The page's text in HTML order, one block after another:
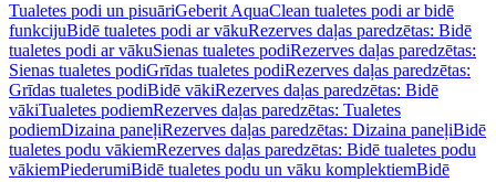
Tualetes podi un pisuāriGeberit AquaClean tualetes podi ar bidē
funkcijuBidē tualetes podi ar vākuRezerves daļas paredzētas: Bidē
tualetes podi ar vākuSienas tualetes podiRezerves daļas paredzētas:
Sienas tualetes podiGrīdas tualetes podiRezerves daļas paredzētas:
Grīdas tualetes podiBidē vākiRezerves daļas paredzētas: Bidē
vākiTualetes podiemRezerves daļas paredzētas: Tualetes
podiemDizaina paneļiRezerves daļas paredzētas: Dizaina paneļiBidē
tualetes podu vākiemRezerves daļas paredzētas: Bidē tualetes podu
vākiemPiederumiBidē tualetes podu un vāku komplektiemBidē